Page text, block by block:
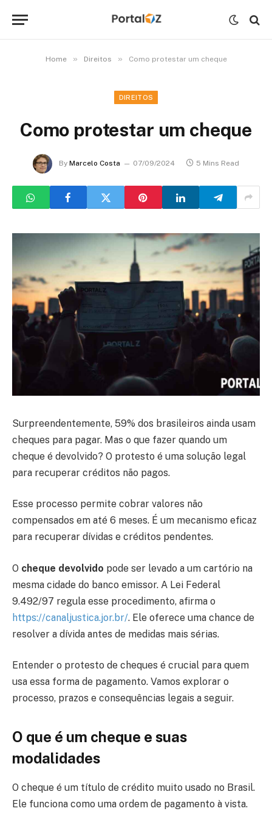
Home » Direitos » Como protestar um cheque
DIREITOS
Como protestar um cheque
By Marcelo Costa 07/09/2024 5 Mins Read
Surpreendentemente, 59% dos brasileiros ainda usam
cheques para pagar. Mas o que fazer quando um
cheque é devolvido? O protesto é uma solução legal
para recuperar créditos não pagos.
Esse processo permite cobrar valores não
compensados em até 6 meses. É um mecanismo eficaz
para recuperar dívidas e créditos pendentes.
O cheque devolvido pode ser levado a um cartório na
mesma cidade do banco emissor. A Lei Federal
9.492/97 regula esse procedimento, afirma o
https://canaljustica.jor.br/. Ele oferece uma chance de
resolver a dívida antes de medidas mais sérias.
Entender o protesto de cheques é crucial para quem
usa essa forma de pagamento. Vamos explorar o
processo, prazos e consequências legais a seguir.
O que é um cheque e suas
modalidades
O cheque é um título de crédito muito usado no Brasil.
Ele funciona como uma ordem de pagamento à vista.